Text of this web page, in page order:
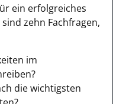
ein erfolgreiches
zehn Fachfragen,
im
die wichtigsten